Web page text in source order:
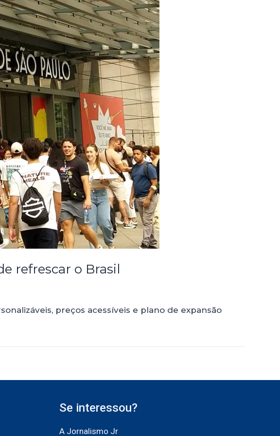
refrescar o Brasil
preços acessíveis e plano de expansão
Se interessou?
A Jornalismo Jr